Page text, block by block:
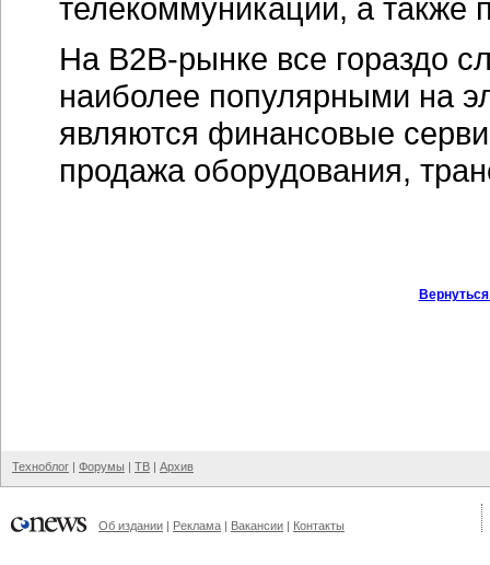
телекоммуникации, а также
На B2B-рынке все гораздо
наиболее популярными на
являются финансовые
продажа оборудования,
Техноблог | Форумы | ТВ | Архив
Об издании | Реклама | Вакансии | Контакты